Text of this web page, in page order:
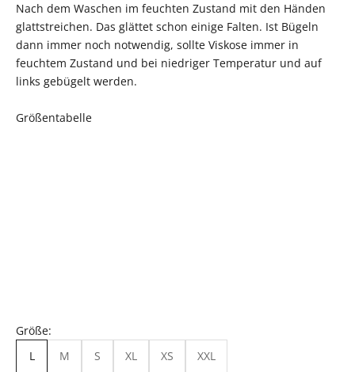
Nach dem Waschen im feuchten Zustand mit den Händen
glattstreichen. Das glättet schon einige Falten. Ist Bügeln
dann immer noch notwendig, sollte Viskose immer in
feuchtem Zustand und bei niedriger Temperatur und auf
links gebügelt werden.
Größentabelle
Größe:
L
M S XL XS XXL